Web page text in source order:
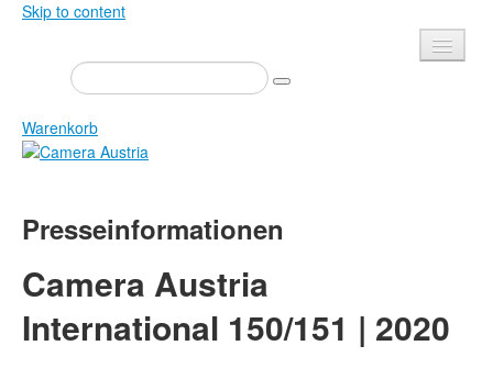
Skip to content
Presse
Veranstaltungen
Newsletter
Über uns
Ausschreibungen
Datenschutz
Warenkorb
Zeitschrift
Ausstellungen
Edition
Presseinformationen
Camera Austria
International 150/151 | 2020